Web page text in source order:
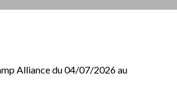
Alliance du 04/07/2026 au